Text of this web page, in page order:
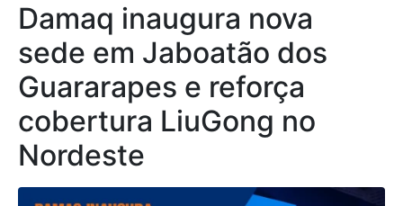
Damaq inaugura nova
sede em Jaboatão dos
Guararapes e reforça
cobertura LiuGong no
Nordeste